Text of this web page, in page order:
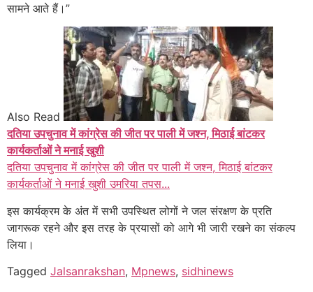
सामने आते हैं।”
Also Read
दतिया उपचुनाव में कांग्रेस की जीत पर पाली में जश्न, मिठाई बांटकर
कार्यकर्ताओं ने मनाई खुशी
दतिया उपचुनाव में कांग्रेस की जीत पर पाली में जश्न, मिठाई बांटकर
कार्यकर्ताओं ने मनाई खुशी उमरिया तपस...
इस कार्यक्रम के अंत में सभी उपस्थित लोगों ने जल संरक्षण के प्रति
जागरूक रहने और इस तरह के प्रयासों को आगे भी जारी रखने का संकल्प
लिया।
Tagged Jalsanrakshan, Mpnews, sidhinews